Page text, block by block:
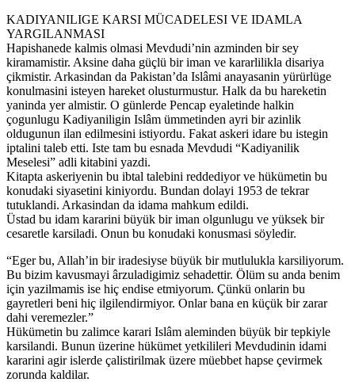
KADIYANILIGE KARSI MÜCADELESI VE IDAMLA
YARGILANMASI
Hapishanede kalmis olmasi Mevdudi’nin azminden bir sey
kiramamistir. Aksine daha güçlü bir iman ve kararlilikla disariya
çikmistir. Arkasindan da Pakistan’da Islâmi anayasanin yürürlüge
konulmasini isteyen hareket olusturmustur. Halk da bu hareketin
yaninda yer almistir. O günlerde Pencap eyaletinde halkin
çogunlugu Kadiyaniligin Islâm ümmetinden ayri bir azinlik
oldugunun ilan edilmesini istiyordu. Fakat askeri idare bu istegin
iptalini taleb etti. Iste tam bu esnada Mevdudi “Kadiyanilik
Meselesi” adli kitabini yazdi.
Kitapta askeriyenin bu ibtal talebini reddediyor ve hükümetin bu
konudaki siyasetini kiniyordu. Bundan dolayi 1953 de tekrar
tutuklandi. Arkasindan da idama mahkum edildi.
Üstad bu idam kararini büyük bir iman olgunlugu ve yüksek bir
cesaretle karsiladi. Onun bu konudaki konusmasi söyledir.
“Eger bu, Allah’in bir iradesiyse büyük bir mutlulukla karsiliyorum.
Bu bizim kavusmayi ârzuladigimiz sehadettir. Ölüm su anda benim
için yazilmamis ise hiç endise etmiyorum. Çünkü onlarin bu
gayretleri beni hiç ilgilendirmiyor. Onlar bana en küçük bir zarar
dahi veremezler.”
Hükümetin bu zalimce karari Islâm aleminden büyük bir tepkiyle
karsilandi. Bunun üzerine hükümet yetkilileri Mevdudinin idami
kararini agir islerde çalistirilmak üzere müebbet hapse çevirmek
zorunda kaldilar.